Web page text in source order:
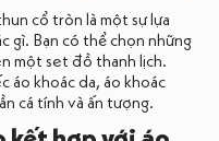
cổ tròn là một sự lựa
gì. Bạn có thể chọn những
một set đồ thanh lịch.
áo khoác da, áo khoác
cá tính và ấn tượng.